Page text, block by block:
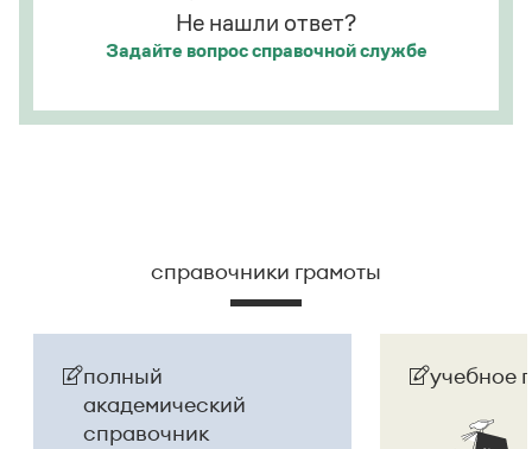
Не нашли ответ?
Задайте вопроссправочной службе
справочники грамоты
полный
академический
справочник
учебное